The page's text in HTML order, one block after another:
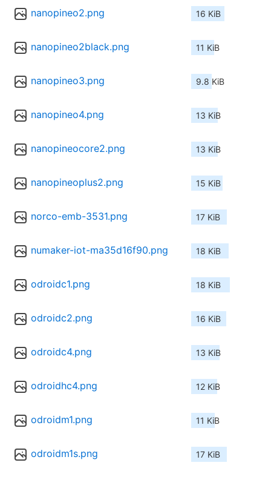
nanopineo2.png 16 KiB
nanopineo2black.png 11 KiB
nanopineo3.png 9.8 KiB
nanopineo4.png 13 KiB
nanopineocore2.png 13 KiB
nanopineoplus2.png 15 KiB
norco-emb-3531.png 17 KiB
numaker-iot-ma35d16f90.png 18 KiB
odroidc1.png 18 KiB
odroidc2.png 16 KiB
odroidc4.png 13 KiB
odroidhc4.png 12 KiB
odroidm1.png 11 KiB
odroidm1s.png 17 KiB